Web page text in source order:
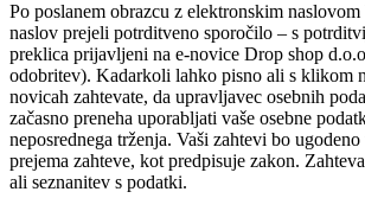
Po poslanem obrazcu z elektronskim naslovom
naslov prejeli potrditveno sporočilo – s
preklica prijavljeni na e-novice Drop shop
odobritev). Kadarkoli lahko pisno ali s klikom
novicah zahtevate, da upravljavec osebnih
začasno preneha uporabljati vaše osebne
neposrednega trženja. Vaši zahtevi bo
prejema zahteve, kot predpisuje zakon.
ali seznanitev s podatki.